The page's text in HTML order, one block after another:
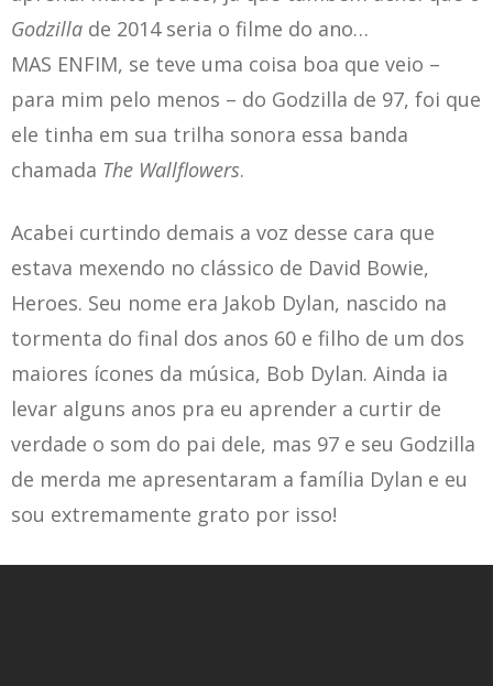
Godzilla de 2014 seria o filme do ano…
MAS ENFIM, se teve uma coisa boa que veio –
para mim pelo menos – do Godzilla de 97, foi que
ele tinha em sua trilha sonora essa banda
chamada The Wallflowers.
Acabei curtindo demais a voz desse cara que
estava mexendo no clássico de David Bowie,
Heroes. Seu nome era Jakob Dylan, nascido na
tormenta do final dos anos 60 e filho de um dos
maiores ícones da música, Bob Dylan. Ainda ia
levar alguns anos pra eu aprender a curtir de
verdade o som do pai dele, mas 97 e seu Godzilla
de merda me apresentaram a família Dylan e eu
sou extremamente grato por isso!